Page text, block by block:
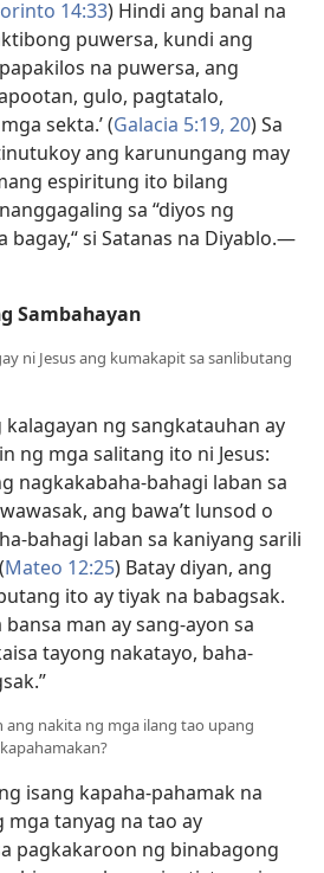
14:33) Hindi ang banal na
puwersa, kundi ang
na puwersa, ang
gulo, pagtatalo,
mga sekta.’ (Galacia 5:19, 20) Sa
ang karunungang may
espiritung ito bilang
sa “diyos ng
si Satanas na Diyablo.—
Sambahayan
ni Jesus ang kumakapit sa sanlibutang
ng sangkatauhan ay
ng mga salitang ito ni Jesus:
nagkakabaha-bahagi laban sa
ang bawa’t lunsod o
bahagi laban sa kaniyang sarili
Mateo 12:25) Batay diyan, ang
ito ay tiyak na babagsak.
man ay sang-ayon sa
tayong nakatayo, baha-
ang nakita ng mga ilang tao upang
isang kapaha-pahamak na
mga tanyag na tao ay
pagkakaroon ng binabagong